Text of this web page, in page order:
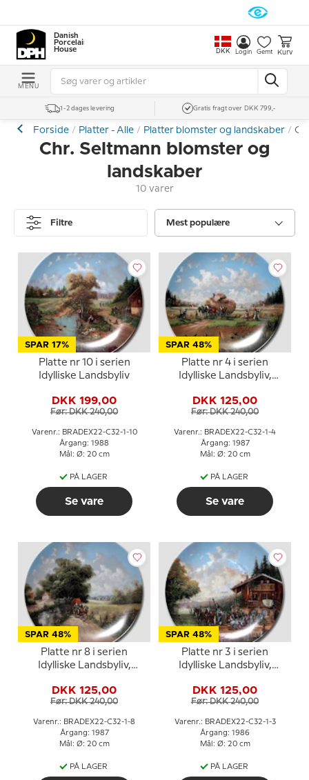
Danish
Porcelain
House
DKK Login Gemt Kurv
MENU
1-2 dages levering Gratis fragt over DKK 799,-
Forside Platter - Alle Platter blomster og landskaber
Chr. Seltmann blomster og
landskaber
10 varer
Filtre Mest populære
SPAR 17%
Platte nr 10 i serien
Idylliske Landsbyliv
DKK 199,00
Før: DKK 240,00
Varenr.: BRADEX22-C32-1-10
Årgang: 1988
Mål: Ø: 20 cm
PÅ LAGER
Se vare
SPAR 48%
Platte nr 4 i serien
Idylliske Landsbyliv,
DKK 125,00
Før: DKK 240,00
Varenr.: BRADEX22-C32-1-4
Årgang: 1987
Mål: Ø: 20 cm
PÅ LAGER
Se vare
SPAR 48%
Platte nr 8 i serien
Idylliske Landsbyliv,
DKK 125,00
Før: DKK 240,00
Varenr.: BRADEX22-C32-1-8
Årgang: 1987
Mål: Ø: 20 cm
PÅ LAGER
SPAR 48%
Platte nr 3 i serien
Idylliske Landsbyliv,
DKK 125,00
Før: DKK 240,00
Varenr.: BRADEX22-C32-1-3
Årgang: 1986
Mål: Ø: 20 cm
PÅ LAGER